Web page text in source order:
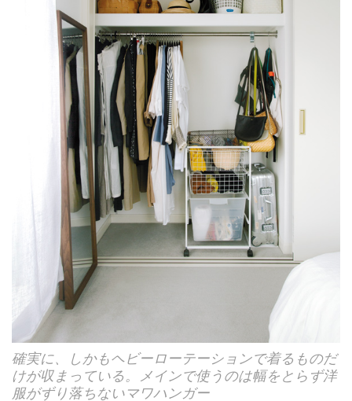
確実に、しかもヘビーローテーションで着るものだ
けが収まっている。メインで使うのは幅をとらず洋
服がずり落ちないマワハンガー